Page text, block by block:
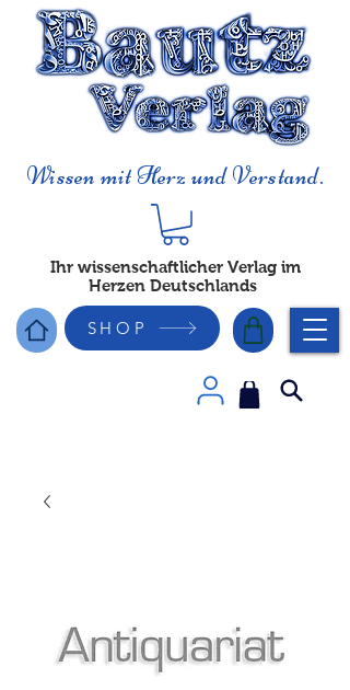
Wissen mit Herz und Verstand.
Ihr wissenschaftlicher Verlag im
Herzen Deutschlands
SHOP